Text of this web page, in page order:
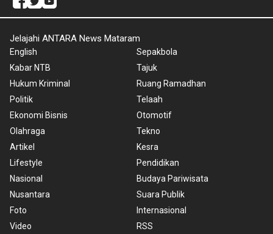
Jelajahi ANTARA News Mataram
English
Kabar NTB
Hukum Kriminal
Politik
Ekonomi Bisnis
Olahraga
Artikel
Lifestyle
Nasional
Nusantara
Foto
Video
Sepakbola
Tajuk
Ruang Ramadhan
Telaah
Otomotif
Tekno
Kesra
Pendidikan
Budaya Pariwisata
Suara Publik
Internasional
RSS